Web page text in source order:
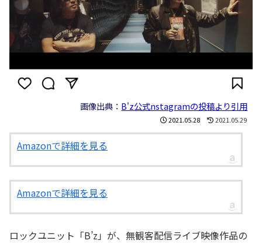
画像出典： B'z公式nstagramの投稿より引用
2021.05.28 2021.05.29
Amazonで詳細を見る
Amazonで詳細を見る
ロックユニット「B’z」が、無観客配信ライブ映像作品の